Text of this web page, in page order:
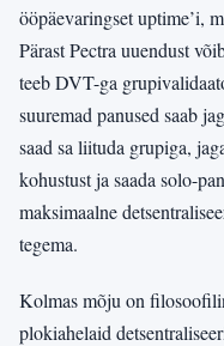
ööpäevaringset uptime’i,
Pärast Pectra uuendust
teeb DVT-ga
suuremad panused saab
saad sa liituda grupiga,
kohustust ja saada solo-
maksimaalne
tegema.
Kolmas mõju on
plokiahelaid